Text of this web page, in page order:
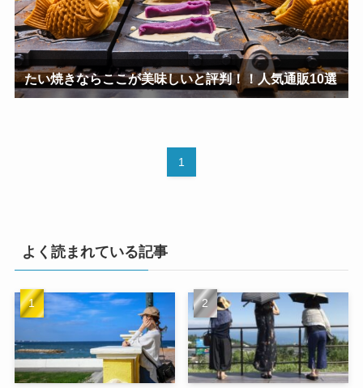
たい焼きならここが美味しいと評判！！人気通販10選
1
よく読まれている記事